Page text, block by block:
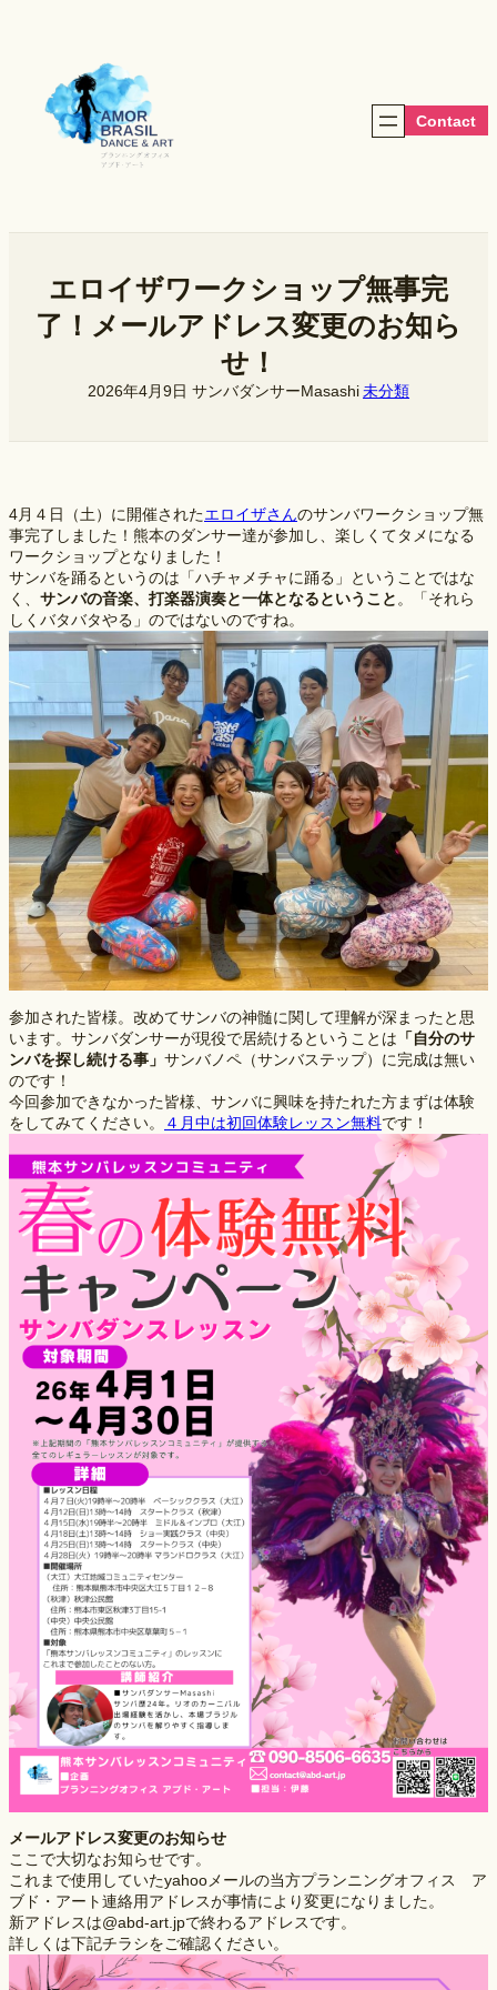
Contact
エロイザワークショップ無事完
了！メールアドレス変更のお知ら
せ！
2026年4月9日 サンバダンサーMasashi 未分類
4月４日（土）に開催されたエロイザさんのサンバワークショップ無
事完了しました！熊本のダンサー達が参加し、楽しくてタメになる
ワークショップとなりました！
サンバを踊るというのは「ハチャメチャに踊る」ということではな
く、 サンバの音楽、打楽器演奏と一体となるということ。「それら
しくバタバタやる」のではないのですね。
参加された皆様。改めてサンバの神髄に関して理解が深まったと思
います。サンバダンサーが現役で居続けるということは 「自分のサ
ンバを探し続ける事」 サンバノペ（サンバステップ）に完成は無い
のです！
今回参加できなかった皆様、サンバに興味を持たれた方まずは体験
をしてみてください。
４月中は初回体験レッスン無料です！
メールアドレス変更のお知らせ
ここで大切なお知らせです。
これまで使用していたyahooメールの当方プランニングオフィス ア
ブド・アート連絡用アドレスが事情により変更になりました。
新アドレスは@abd-art.jpで終わるアドレスです。
詳しくは下記チラシをご確認ください。